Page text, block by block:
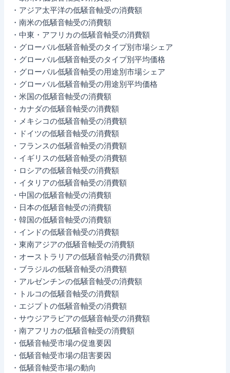
・アジア太平洋の低騒音軸受の消費額
・南米の低騒音軸受の消費額
・中東・アフリカの低騒音軸受の消費額
・グローバル低騒音軸受のタイプ別市場シェア
・グローバル低騒音軸受のタイプ別平均価格
・グローバル低騒音軸受の用途別市場シェア
・グローバル低騒音軸受の用途別平均価格
・米国の低騒音軸受の消費額
・カナダの低騒音軸受の消費額
・メキシコの低騒音軸受の消費額
・ドイツの低騒音軸受の消費額
・フランスの低騒音軸受の消費額
・イギリスの低騒音軸受の消費額
・ロシアの低騒音軸受の消費額
・イタリアの低騒音軸受の消費額
・中国の低騒音軸受の消費額
・日本の低騒音軸受の消費額
・韓国の低騒音軸受の消費額
・インドの低騒音軸受の消費額
・東南アジアの低騒音軸受の消費額
・オーストラリアの低騒音軸受の消費額
・ブラジルの低騒音軸受の消費額
・アルゼンチンの低騒音軸受の消費額
・トルコの低騒音軸受の消費額
・エジプトの低騒音軸受の消費額
・サウジアラビアの低騒音軸受の消費額
・南アフリカの低騒音軸受の消費額
・低騒音軸受市場の促進要因
・低騒音軸受市場の阻害要因
・低騒音軸受市場の動向